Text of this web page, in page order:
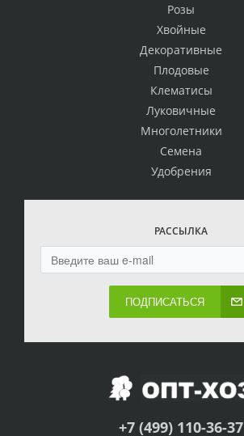
Розы
Хвойные
Декоративные
Плодовые
Клематисы
Луковичные
Многолетники
Семена
Удобрения
РАССЫЛКА
ПОДПИСАТЬСЯ
+7 (499) 110-36-37